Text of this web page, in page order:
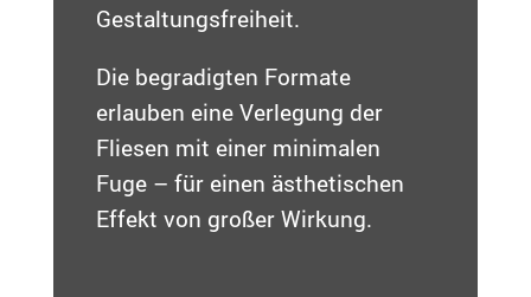
Gestaltungsfreiheit.
Die begradigten Formate
erlauben eine Verlegung der
Fliesen mit einer minimalen
Fuge – für einen ästhetischen
Effekt von großer Wirkung.